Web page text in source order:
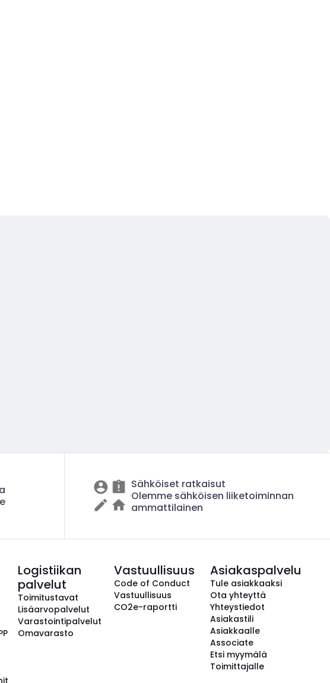
Sähköiset ratkaisut
Olemme sähköisen liiketoiminnan
ammattilainen
Logistiikan
palvelut
Toimitustavat
Lisäarvopalvelut
Varastointipalvelut
Omavarasto
Vastuullisuus
Code of Conduct
Vastuullisuus
CO2e-raportti
Asiakaspalvelu
Tule asiakkaaksi
Ota yhteyttä
Yhteystiedot
Asiakastili
Asiakkaalle
Associate
Etsi myymälä
Toimittajalle